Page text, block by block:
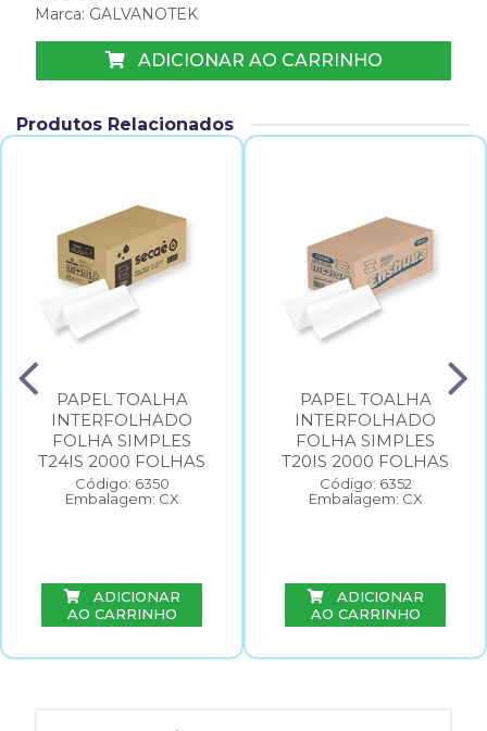
Marca: GALVANOTEK
ADICIONAR AO CARRINHO
Produtos Relacionados
PAPEL TOALHA
INTERFOLHADO
FOLHA SIMPLES
T24IS 2000 FOLHAS
Código: 6350
Embalagem: CX
ADICIONAR
AO CARRINHO
PAPEL TOALHA
INTERFOLHADO
FOLHA SIMPLES
T20IS 2000 FOLHAS
Código: 6352
Embalagem: CX
ADICIONAR
AO CARRINHO